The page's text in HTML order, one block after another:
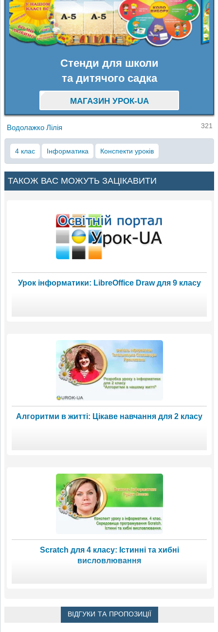
Стенди для школи
та дитячого садка
МАГАЗИН УРОК-UA
Водолажко Лілія 321
4 клас Інформатика Конспекти уроків
ТАКОЖ ВАС МОЖУТЬ ЗАЦІКАВИТИ
Урок інформатики: LibreOffice Draw для 9 класу
Алгоритми в житті: Цікаве навчання для 2 класу
Scratch для 4 класу: Істинні та хибні
висловлювання
ВІДГУКИ ТА ПРОПОЗИЦІЇ